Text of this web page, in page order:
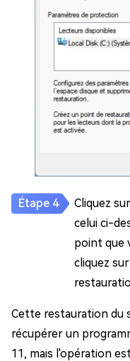
Cliquez sur
celui ci-
point que
cliquez sur
Cette restauration du
récupérer un
11, mais l'opération